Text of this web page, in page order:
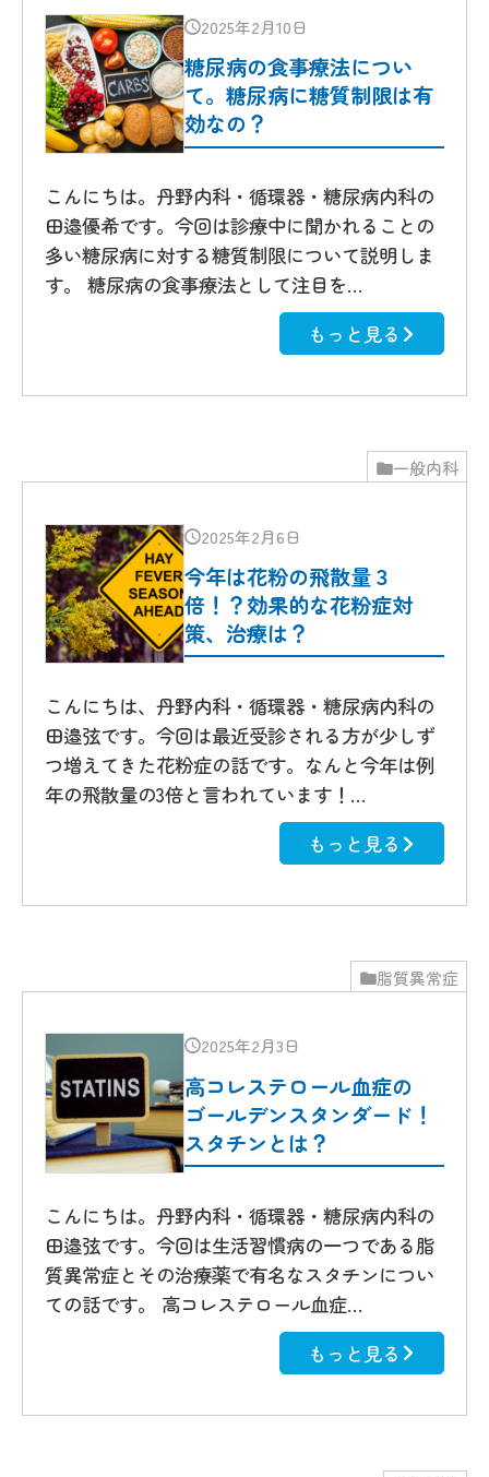
2025年2月10日
糖尿病の食事療法につい
て。糖尿病に糖質制限は有
効なの？
こんにちは。丹野内科・循環器・糖尿病内科の
田邉優希です。今回は診療中に聞かれることの
多い糖尿病に対する糖質制限について説明しま
す。 糖尿病の食事療法として注目を…
もっと見る
一般内科
2025年2月6日
今年は花粉の飛散量３
倍！？効果的な花粉症対
策、治療は？
こんにちは、丹野内科・循環器・糖尿病内科の
田邉弦です。今回は最近受診される方が少しず
つ増えてきた花粉症の話です。なんと今年は例
年の飛散量の3倍と言われています！…
もっと見る
脂質異常症
2025年2月3日
高コレステロール血症の
ゴールデンスタンダード！
スタチンとは？
こんにちは。丹野内科・循環器・糖尿病内科の
田邉弦です。今回は生活習慣病の一つである脂
質異常症とその治療薬で有名なスタチンについ
ての話です。 高コレステロール血症…
もっと見る